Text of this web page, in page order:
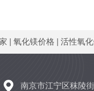
氧化镁价格 活性氧
南京市江宁区秣陵